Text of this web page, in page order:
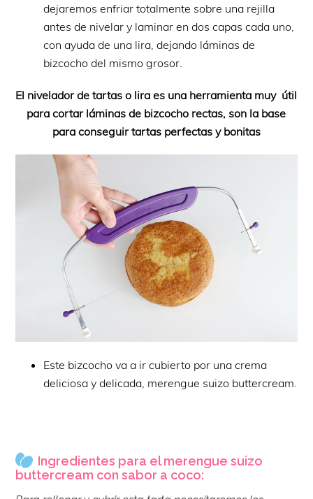
dejaremos enfriar totalmente sobre una rejilla
antes de nivelar y laminar en dos capas cada uno,
con ayuda de una lira, dejando láminas de
bizcocho del mismo grosor.
El nivelador de tartas o lira es una herramienta muy útil
para cortar láminas de bizcocho rectas, son la base
para conseguir tartas perfectas y bonitas
Este bizcocho va a ir cubierto por una crema
deliciosa y delicada, merengue suizo buttercream.
Ingredientes para el merengue suizo
buttercream con sabor a coco: